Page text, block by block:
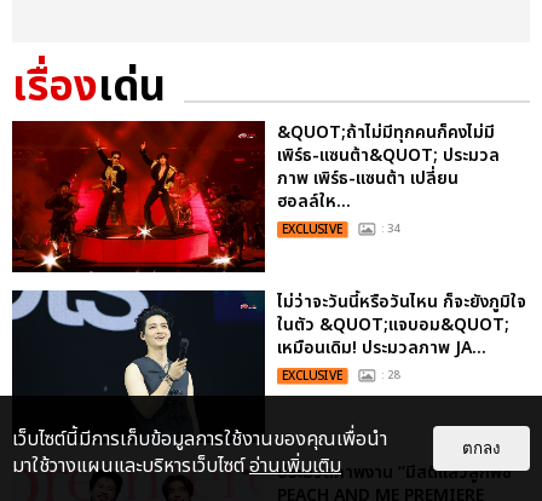
เรื่องเด่น
&QUOT;ถ้าไม่มีทุกคนก็คงไม่มี
เพิร์ธ-แซนต้า&QUOT; ประมวล
ภาพ เพิร์ธ-แซนต้า เปลี่ยน
ฮอลล์ให...
EXCLUSIVE : 34
ไม่ว่าจะวันนี้หรือวันไหน ก็จะยังภูมิใจ
ในตัว &QUOT;แจบอม&QUOT;
เหมือนเดิม! ประมวลภาพ JA...
EXCLUSIVE : 28
ประมวลภาพงาน “มีสติแล้วลูกพีช
PEACH AND ME PREMIERE
เว็บไซต์นี้มีการเก็บข้อมูลการใช้งานของคุณเพื่อนำ
มาใช้วางแผนและบริหารเว็บไซต์อ่านเพิ่มเติม
ตกลง